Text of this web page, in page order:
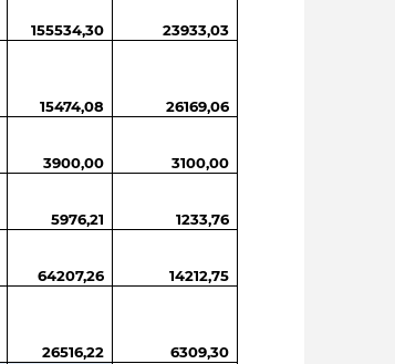
155534,30 23933,03
15474,08 26169,06
3900,00 3100,00
5976,21 1233,76
64207,26 14212,75
26516,22 6309,30